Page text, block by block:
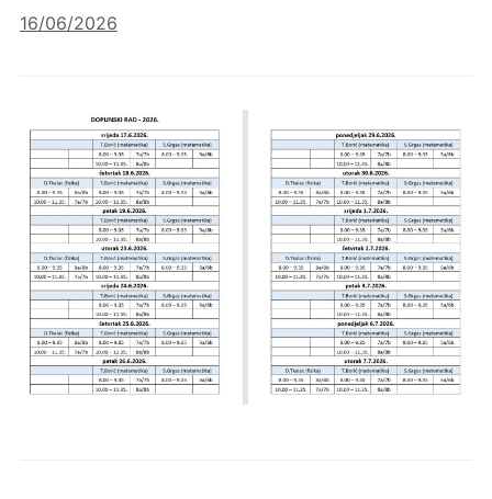
16/06/2026